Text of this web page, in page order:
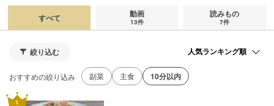
すべて 動画
13件
読みもの
7件
絞り込む
おすすめの絞り込み 副菜 主食 10分以内